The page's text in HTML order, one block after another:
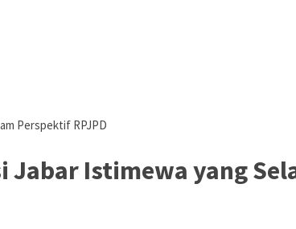
Perspektif RPJPD
Jabar Istimewa yang